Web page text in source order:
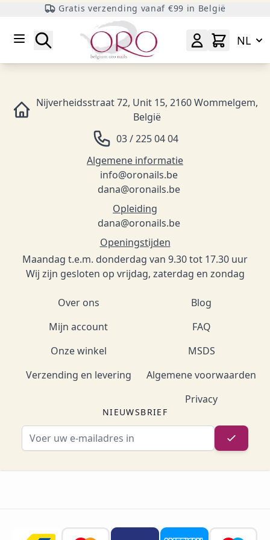
Gratis verzending vanaf €99 in België
Zoeken
NL
Nijverheidsstraat 72, Unit 15, 2160 Wommelgem,
België
03 / 225 04 04
Algemene informatie
info@oronails.be
dana@oronails.be
Opleiding
dana@oronails.be
Openingstijden
Maandag t.e.m. donderdag van 9.30 tot 17.30 uur
Wij zijn gesloten op vrijdag, zaterdag en zondag
Over ons
Mijn account
Onze winkel
Verzending en levering
Blog
FAQ
MSDS
Algemene voorwaarden
Privacy
NIEUWSBRIEF